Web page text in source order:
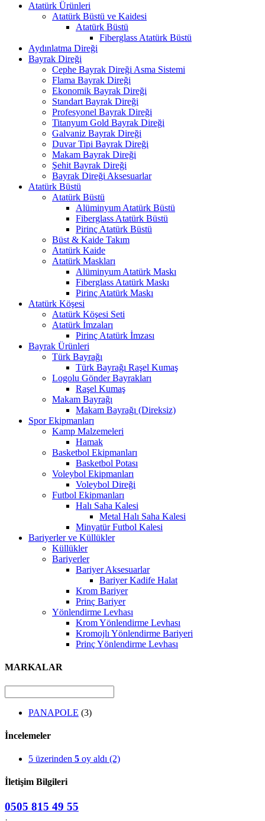
Atatürk Ürünleri
Atatürk Büstü ve Kaidesi
Atatürk Büstü
Fiberglass Atatürk Büstü
Aydınlatma Direği
Bayrak Direği
Cephe Bayrak Direği Asma Sistemi
Flama Bayrak Direği
Ekonomik Bayrak Direği
Standart Bayrak Direği
Profesyonel Bayrak Direği
Titanyum Gold Bayrak Direği
Galvaniz Bayrak Direği
Duvar Tipi Bayrak Direği
Makam Bayrak Direği
Şehit Bayrak Direği
Bayrak Direği Aksesuarlar
Atatürk Büstü
Atatürk Büstü
Alüminyum Atatürk Büstü
Fiberglass Atatürk Büstü
Pirinç Atatürk Büstü
Büst & Kaide Takım
Atatürk Kaide
Atatürk Maskları
Alüminyum Atatürk Maskı
Fiberglass Atatürk Maskı
Pirinç Atatürk Maskı
Atatürk Köşesi
Atatürk Köşesi Seti
Atatürk İmzaları
Pirinç Atatürk İmzası
Bayrak Ürünleri
Türk Bayrağı
Türk Bayrağı Raşel Kumaş
Logolu Gönder Bayrakları
Raşel Kumaş
Makam Bayrağı
Makam Bayrağı (Direksiz)
Spor Ekipmanları
Kamp Malzemeleri
Hamak
Basketbol Ekipmanları
Basketbol Potası
Voleybol Ekipmanları
Voleybol Direği
Futbol Ekipmanları
Halı Saha Kalesi
Metal Halı Saha Kalesi
Minyatür Futbol Kalesi
Bariyerler ve Küllükler
Küllükler
Bariyerler
Bariyer Aksesuarlar
Bariyer Kadife Halat
Krom Bariyer
Prinç Bariyer
Yönlendirme Levhası
Krom Yönlendirme Levhası
Kromojlı Yönlendirme Bariyeri
Prinç Yönlendirme Levhası
MARKALAR
PANAPOLE (3)
İncelemeler
5 üzerinden 5 oy aldı (2)
İletişim Bilgileri
0505 815 49 55